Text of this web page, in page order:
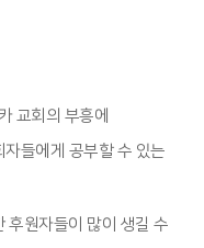
교회의 부흥에
들에게 공부할 수 있는
후원자들이 많이 생길 수